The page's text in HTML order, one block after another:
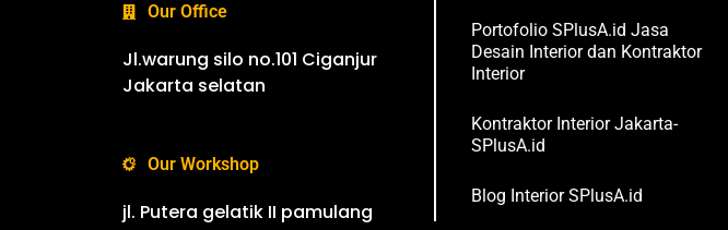
Our Office
Jl.warung silo no.101 Ciganjur
Jakarta selatan
Our Workshop
jl. Putera gelatik II pamulang
Portofolio SPlusA.id Jasa
Desain Interior dan Kontraktor
Interior
Kontraktor Interior Jakarta-
SPlusA.id
Blog Interior SPlusA.id